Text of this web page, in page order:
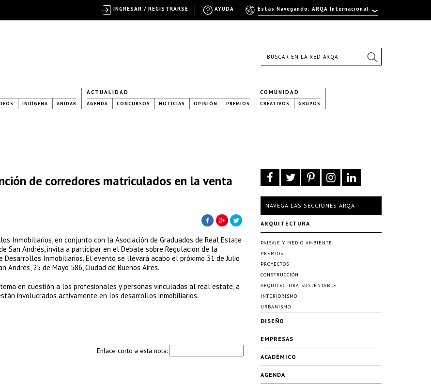
INDÍGENA ANIDAR
ACTUALIDAD
AGENDA CONCURSOS NOTICIAS OPINIÓN PREMIOS
COMUNIDAD
CREATIVOS GRUPOS
de corredores matriculados en la venta
Inmobiliarios, en conjunto con la Asociación de Graduados de Real Estate
San Andrés, invita a participar en el Debate sobre Regulación de la
Inmobiliarios. El evento se llevará acabo el próximo 31 de Julio
25 de Mayo 586, Ciudad de Buenos Aires.
en cuestión a los profesionales y personas vinculadas al real estate, a
involucrados activamente en los desarrollos inmobiliarios.
Enlace corto a esta nota:
NAVEGÁ LAS SECCIONES ARQA
ARQUITECTURA
PAISAJE Y MEDIO AMBIENTE
PREMIOS
PROYECTOS
CONSTRUCCIÓN
ARQUITECTURA SUSTENTABLE
INTERIORISMO
URBANISMO
DISEÑO
EMPRESAS
ACADÉMICO
AGENDA
Estás Navegando: ARQA Internacional
AYUDA
INGRESAR / REGISTRARSE